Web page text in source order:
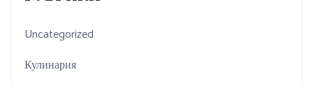
Uncategorized
Кулинария